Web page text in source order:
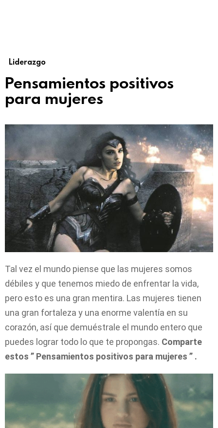
Liderazgo
Pensamientos positivos
para mujeres
Tal vez el mundo piense que las mujeres somos
débiles y que tenemos miedo de enfrentar la vida,
pero esto es una gran mentira. Las mujeres tienen
una gran fortaleza y una enorme valentía en su
corazón, así que demuéstrale el mundo entero que
puedes lograr todo lo que te propongas. Comparte
estos ” Pensamientos positivos para mujeres ” .